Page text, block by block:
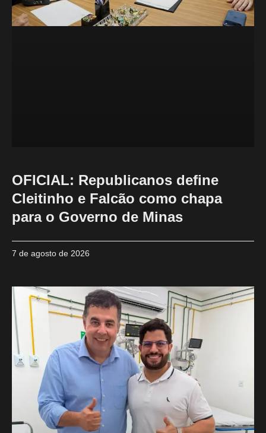
OFICIAL: Republicanos define
Cleitinho e Falcão como chapa
para o Governo de Minas
7 de agosto de 2026